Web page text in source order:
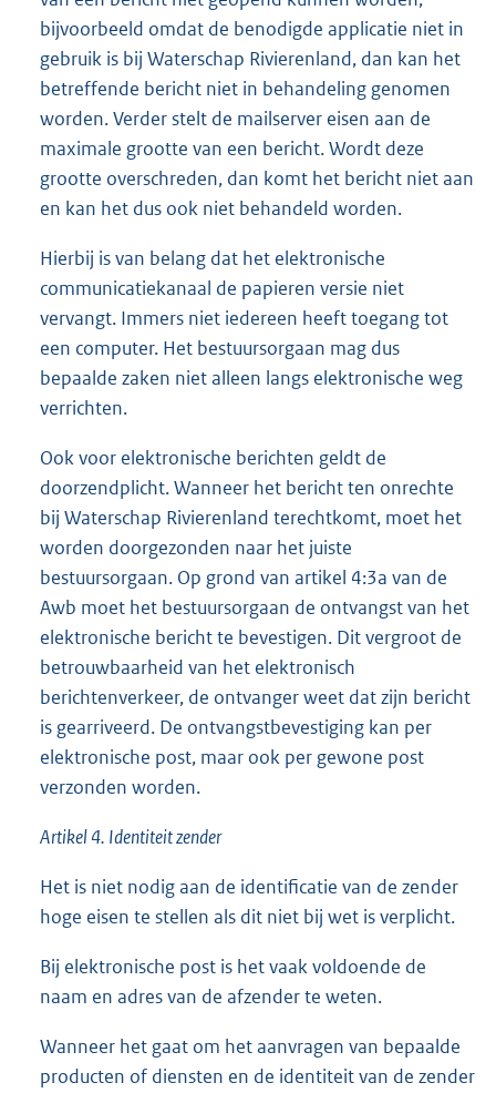
bijvoorbeeld omdat de benodigde applicatie niet in
gebruik is bij Waterschap Rivierenland, dan kan het
betreffende bericht niet in behandeling genomen
worden. Verder stelt de mailserver eisen aan de
maximale grootte van een bericht. Wordt deze
grootte overschreden, dan komt het bericht niet aan
en kan het dus ook niet behandeld worden.
Hierbij is van belang dat het elektronische
communicatiekanaal de papieren versie niet
vervangt. Immers niet iedereen heeft toegang tot
een computer. Het bestuursorgaan mag dus
bepaalde zaken niet alleen langs elektronische weg
verrichten.
Ook voor elektronische berichten geldt de
doorzendplicht. Wanneer het bericht ten onrechte
bij Waterschap Rivierenland terechtkomt, moet het
worden doorgezonden naar het juiste
bestuursorgaan. Op grond van artikel 4:3a van de
Awb moet het bestuursorgaan de ontvangst van het
elektronische bericht te bevestigen. Dit vergroot de
betrouwbaarheid van het elektronisch
berichtenverkeer, de ontvanger weet dat zijn bericht
is gearriveerd. De ontvangstbevestiging kan per
elektronische post, maar ook per gewone post
verzonden worden.
Artikel 4. Identiteit zender
Het is niet nodig aan de identificatie van de zender
hoge eisen te stellen als dit niet bij wet is verplicht.
Bij elektronische post is het vaak voldoende de
naam en adres van de afzender te weten.
Wanneer het gaat om het aanvragen van bepaalde
producten of diensten en de identiteit van de zender